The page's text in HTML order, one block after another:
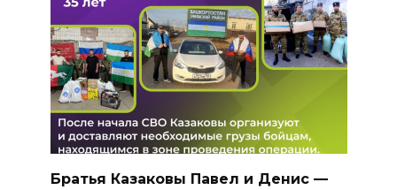
Братья Казаковы Павел и Денис —